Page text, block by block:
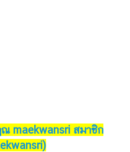
maekwansri สมาชิก